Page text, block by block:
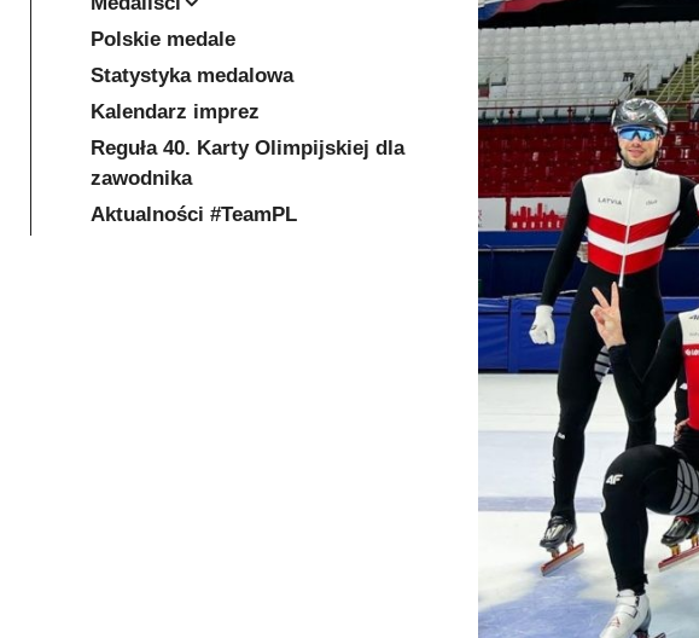
Polskie medale
Statystyka medalowa
Kalendarz imprez
Reguła 40. Karty Olimpijskiej dla
zawodnika
Aktualności #TeamPL